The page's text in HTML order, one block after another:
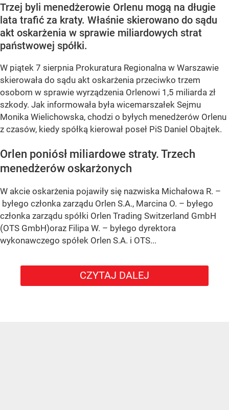
Trzej byli menedżerowie Orlenu mogą na długie
lata trafić za kraty. Właśnie skierowano do sądu
akt oskarżenia w sprawie miliardowych strat
państwowej spółki.
W piątek 7 sierpnia Prokuratura Regionalna w Warszawie
skierowała do sądu akt oskarżenia przeciwko trzem
osobom w sprawie wyrządzenia Orlenowi 1,5 miliarda zł
szkody. Jak informowała była wicemarszałek Sejmu
Monika Wielichowska, chodzi o byłych menedżerów Orlenu
z czasów, kiedy spółką kierował poseł PiS Daniel Obajtek.
Orlen poniósł miliardowe straty. Trzech
menedżerów oskarżonych
W akcie oskarżenia pojawiły się nazwiska Michałowa R. –
byłego członka zarządu Orlen S.A., Marcina O. – byłego
członka zarządu spółki Orlen Trading Switzerland GmbH
(OTS GmbH)oraz Filipa W. – byłego dyrektora
wykonawczego spółek Orlen S.A. i OTS...
CZYTAJ DALEJ